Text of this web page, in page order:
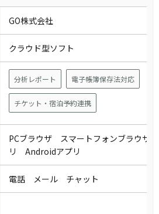
GO株式会社
クラウド型ソフト
分析レポート 電子帳簿保存法対応
チケット・宿泊予約連携
PCブラウザ スマートフォンブラウザ
リ Androidアプリ
電話 メール チャット